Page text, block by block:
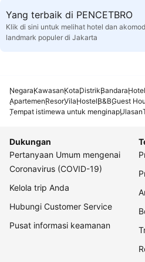
Yang terbaik di PENCETBRO
Klik di sini untuk melihat hotel dan
landmark populer di Jakarta
NegaraKawasanKotaDistrikBandaraHotel
ApartemenResorVilaHostelB&BGuest
Tempat istimewa untuk menginapUlasan
Dukungan
Pertanyaan Umum mengenai
Coronavirus (COVID-19)
Kelola trip Anda
Hubungi Customer Service
Pusat informasi keamanan